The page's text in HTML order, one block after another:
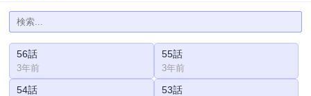
56話
3年前
55話
3年前
54話 53話